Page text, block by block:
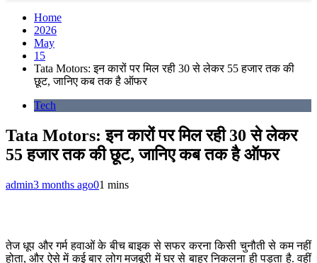
Home
2026
May
15
Tata Motors: इन कारों पर मिल रही 30 से लेकर 55 हजार तक की
छूट, जानिए कब तक है ऑफर
Tech
Tata Motors: इन कारों पर मिल रही 30 से लेकर
55 हजार तक की छूट, जानिए कब तक है ऑफर
admin3 months ago01 mins
तेज धूप और गर्म हवाओं के बीच बाइक से सफर करना किसी चुनौती से कम नहीं
होता, और ऐसे में कई बार लोग मजबूरी में घर से बाहर निकलना ही पड़ता है. वहीं